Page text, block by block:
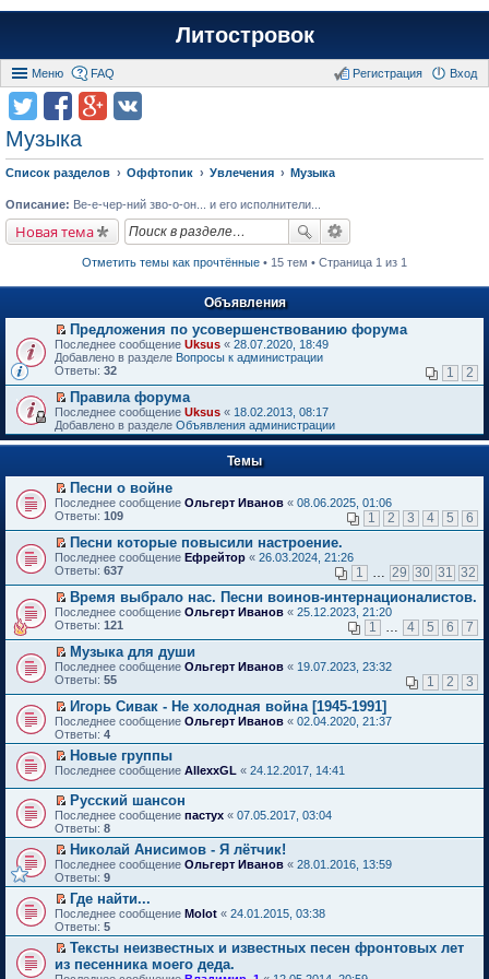
Литостровок
Меню FAQ Вход
Регистрация
Музыка
Список разделов Оффтопик Увлечения Музыка
Описание: Ве-е-чер-ний зво-о-он... и его исполнители...
Новая тема
Отметить темы как прочтённые • 15 тем • Страница 1 из 1
Объявления
П
е
р
й
т
и
к
п
в
о
м
у
н
е
п
р
о
ч
и
т
а
н
н
о
м
у
с
о
о
б
щ
е
н
и
ю
Предложения по усовершенствованию форума
Последнее сообщение Uksus « 28.07.2020, 18:49
Добавлено в разделе Вопросы к администрации
Ответы: 32 1 2
П
е
р
е
т
и
к
п
р
в
о
м
у
н
е
п
р
о
ч
и
т
а
н
н
о
м
у
с
о
о
б
щ
е
н
и
ю
Правила форума
Последнее сообщение Uksus « 18.02.2013, 08:17
Добавлено в разделе Объявления администрации
Темы
П
е
е
й
т
и
к
п
е
р
в
о
м
у
н
е
п
р
о
ч
и
т
а
н
н
о
м
у
с
о
о
б
щ
е
и
Песни о войне
Последнее сообщение Ольгерт Иванов « 08.06.2025, 01:06
Ответы: 109 1 2 3 4 5 6
П
е
е
й
т
и
к
п
е
р
в
о
м
у
н
е
п
р
о
ч
и
т
а
н
н
о
м
у
с
о
о
б
Песни которые повысили настроение.
Последнее сообщение Ефрейтор « 26.03.2024, 21:26
Ответы: 637 1 29 30 31 32
П
е
е
й
т
и
к
п
е
р
в
о
м
у
н
е
п
р
о
ч
и
т
а
н
н
м
у
Время выбрало нас. Песни воинов-интернационалистов.
Последнее сообщение Ольгерт Иванов « 25.12.2023, 21:20
Ответы: 121 1 4 5 6 7
П
е
е
й
т
и
п
р
в
о
м
у
н
е
п
р
о
ч
и
а
Музыка для души
Последнее сообщение Ольгерт Иванов « 19.07.2023, 23:32
Ответы: 55 1 2 3
П
е
р
е
й
и
к
п
е
р
в
о
м
у
н
е
п
о
Игорь Сивак - Не холодная война [1945-1991]
Последнее сообщение Ольгерт Иванов « 02.04.2020, 21:37
Ответы: 4
П
р
е
й
т
и
к
п
е
р
в
о
м
н
е
Новые группы
Последнее сообщение AllexxGL « 24.12.2017, 14:41
П
е
р
е
й
т
и
к
п
е
р
о
Русский шансон
Последнее сообщение пастух « 07.05.2017, 03:04
Ответы: 8
П
е
р
й
т
и
п
Николай Анисимов - Я лётчик!
Последнее сообщение Ольгерт Иванов « 28.01.2016, 13:59
Ответы: 9
П
е
р
й
т
Где найти...
Последнее сообщение Molot « 24.01.2015, 03:38
Ответы: 5
П
е
Тексты неизвестных и известных песен фронтовых лет
из песенника моего деда.